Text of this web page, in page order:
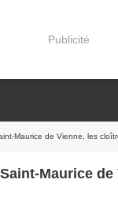
Publicité
Maurice de Vienne, les
Maurice de